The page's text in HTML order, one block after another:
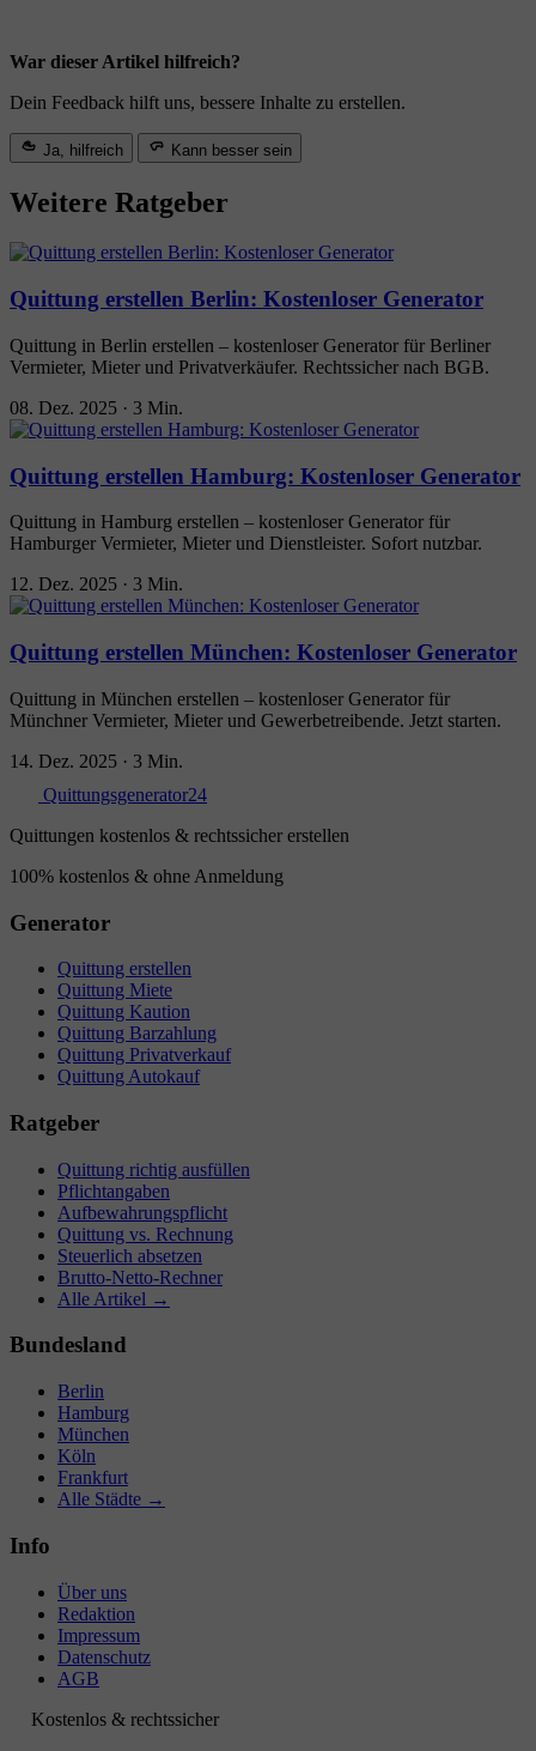
War dieser Artikel hilfreich?
Dein Feedback hilft uns, bessere Inhalte zu erstellen.
Ja, hilfreich Kann besser sein
Weitere Ratgeber
Quittung erstellen Berlin: Kostenloser Generator
Quittung in Berlin erstellen – kostenloser Generator für Berliner
Vermieter, Mieter und Privatverkäufer. Rechtssicher nach BGB.
08. Dez. 2025 · 3 Min.
Quittung erstellen Hamburg: Kostenloser Generator
Quittung in Hamburg erstellen – kostenloser Generator für
Hamburger Vermieter, Mieter und Dienstleister. Sofort nutzbar.
12. Dez. 2025 · 3 Min.
Quittung erstellen München: Kostenloser Generator
Quittung in München erstellen – kostenloser Generator für
Münchner Vermieter, Mieter und Gewerbetreibende. Jetzt starten.
14. Dez. 2025 · 3 Min.
Quittungsgenerator24
Quittungen kostenlos & rechtssicher erstellen
100% kostenlos & ohne Anmeldung
Generator
Quittung erstellen
Quittung Miete
Quittung Kaution
Quittung Barzahlung
Quittung Privatverkauf
Quittung Autokauf
Ratgeber
Quittung richtig ausfüllen
Pflichtangaben
Aufbewahrungspflicht
Quittung vs. Rechnung
Steuerlich absetzen
Brutto-Netto-Rechner
Alle Artikel →
Bundesland
Berlin
Hamburg
München
Köln
Frankfurt
Alle Städte →
Info
Über uns
Redaktion
Impressum
Datenschutz
AGB
Kostenlos & rechtssicher